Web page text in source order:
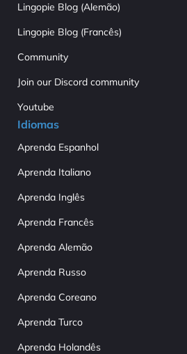
Lingopie Blog (Alemão)
Lingopie Blog (Francês)
Community
Join our Discord community
Youtube
Idiomas
Aprenda Espanhol
Aprenda Italiano
Aprenda Inglês
Aprenda Francês
Aprenda Alemão
Aprenda Russo
Aprenda Coreano
Aprenda Turco
Aprenda Holandês